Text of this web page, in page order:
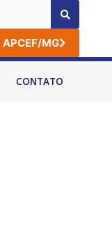
APCEF/MG
CONTATO